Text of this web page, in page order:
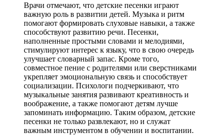
Врачи отмечают, что детские песенки играют
важную роль в развитии детей. Музыка и ритм
помогают формировать слуховые навыки, а также
способствуют развитию речи. Песенки,
наполненные простыми словами и мелодиями,
стимулируют интерес к языку, что в свою очередь
улучшает словарный запас. Кроме того,
совместное пение с родителями или сверстниками
укрепляет эмоциональную связь и способствует
социализации. Психологи подчеркивают, что
музыкальные занятия развивают креативность и
воображение, а также помогают детям лучше
запоминать информацию. Таким образом, детские
песенки не только развлекают, но и служат
важным инструментом в обучении и воспитании.